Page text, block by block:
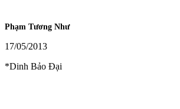
Phạm Tương Như
17/05/2013
*Dinh Bảo Đại